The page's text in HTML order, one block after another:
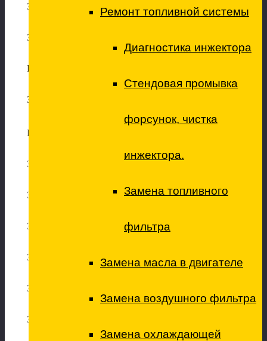
Ремонт топливной системы
Диагностика инжектора
Стендовая промывка
форсунок, чистка
инжектора.
Замена топливного
фильтра
Замена масла в двигателе
Замена воздушного фильтра
Замена охлаждающей
Замена свечей зажигания
Замена свечей накаливания
Промывка дроссельной заслонки (с адаптацией)
Замена топливного насоса
Ремонт подвески
Замена передних амортизаторов
Замена задних амортизаторов
Замена передних стоек стабилизатора
Замена задних стоек стабилизатора
Замена стабилизатора в сборе
Замена втулок стабилизатора